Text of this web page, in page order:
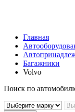
Главная
Багажники
Volvo
Поиск по